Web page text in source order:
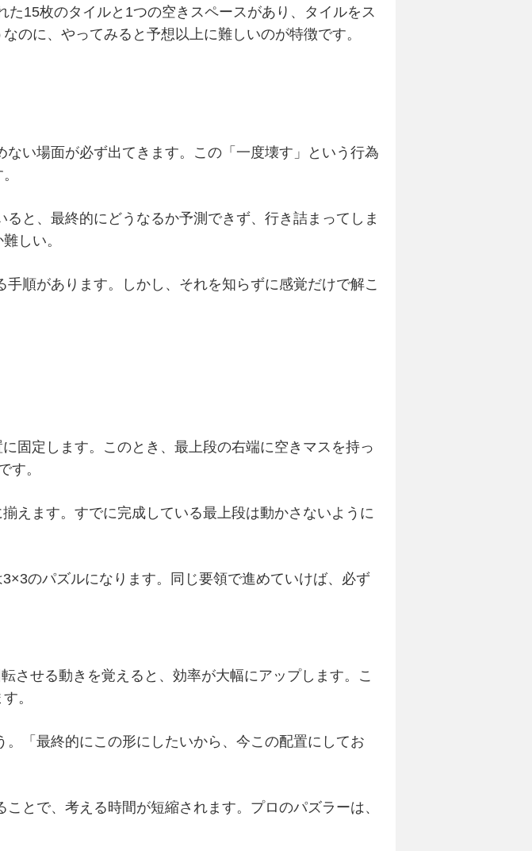
15枚のタイルと1つの空きスペースがあり、タイルをス
のに、やってみると予想以上に難しいのが特徴です。
い場面が必ず出てきます。この「一度壊す」という行為
と、最終的にどうなるか予測できず、行き詰まってしま
しい。
手順があります。しかし、それを知らずに感覚だけで解こ
固定します。このとき、最上段の右端に空きマスを持っ
す。
えます。すでに完成している最上段は動かさないように
のパズルになります。同じ要領で進めていけば、必ず
させる動きを覚えると、効率が大幅にアップします。こ
。
「最終的にこの形にしたいから、今この配置にしてお
とで、考える時間が短縮されます。プロのパズラーは、